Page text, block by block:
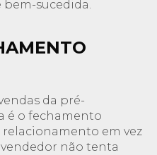
sucedida.
da pré-
é o fechamento
em vez
vendedor não tenta